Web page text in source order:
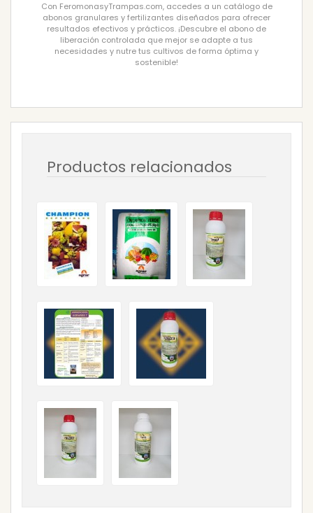
Con FeromonasyTrampas.com, accedes a un catálogo de
abonos granulares y fertilizantes diseñados para ofrecer
resultados efectivos y prácticos. ¡Descubre el abono de
liberación controlada que mejor se adapte a tus
necesidades y nutre tus cultivos de forma óptima y
sostenible!
Productos relacionados